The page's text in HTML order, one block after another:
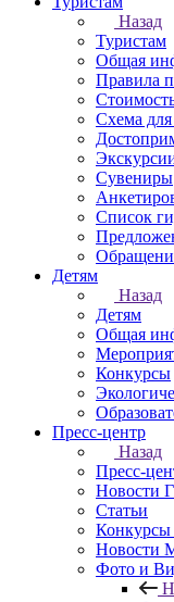
Назад
Туристам
Общая
Правила
Схема для
Сувениры
Список
Детям
Назад
Детям
Общая
Конкурсы
Пресс-центр
Назад
Пресс-
Новости
Статьи
Конкурсы
Новости
Фото и